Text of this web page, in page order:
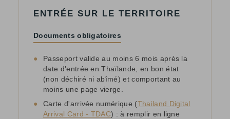
ENTRÉE SUR LE TERRITOIRE
Documents obligatoires
●
Passeport valide au moins 6 mois après la
date d'entrée en Thaïlande, en bon état
(non déchiré ni abîmé) et comportant au
moins une page vierge.
●
Carte d'arrivée numérique (Thailand Digital
Arrival Card - TDAC) : à remplir en ligne